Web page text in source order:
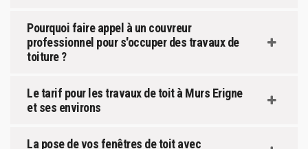
Pourquoi faire appel à un couvreur
professionnel pour s'occuper des travaux de
toiture ?
Le tarif pour les travaux de toit à Murs Erigne
et ses environs
La pose de vos fenêtres de toit avec